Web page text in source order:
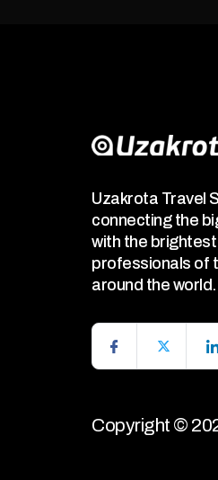
Uzakrota Travel
connecting the
with the
professionals of
around the world.
Copyright ©